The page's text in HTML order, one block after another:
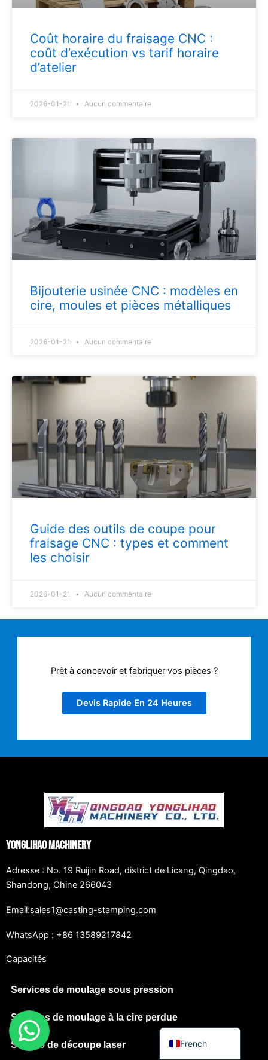
Coût horaire du fraisage CNC :
coût d’exécution vs tarif horaire
d’atelier
2026-01-21 Aucun commentaire
Bijouterie usinée CNC : modèles en
cire, moules et pièces métalliques
2026-01-21 Aucun commentaire
Guide des outils de coupe pour
fraisage CNC : types et comment
les choisir
2026-01-21 Aucun commentaire
Prêt à concevoir et fabriquer vos pièces ?
Devis Rapide En 24 Heures
Yonglihao Machinery
Adresse : No. 19 Ruijin Road, district de Licang, Qingdao,
Shandong, Chine 266043
Email:sales1@casting-stamping.com
WhatsApp : +86 13589217842
Capacités
Services de moulage sous pression
Services de moulage à la cire perdue
Service de découpe laser French
Portuguese
Spanish
Japanese